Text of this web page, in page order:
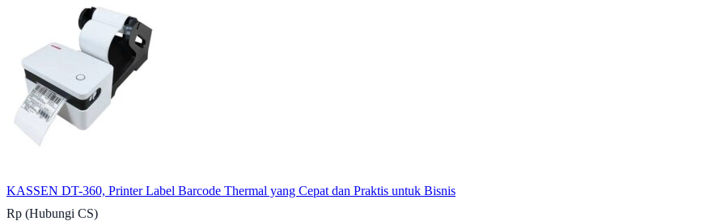
KASSEN DT-360, Printer Label Barcode Thermal yang Cepat dan Praktis untuk Bisnis
Rp (Hubungi CS)